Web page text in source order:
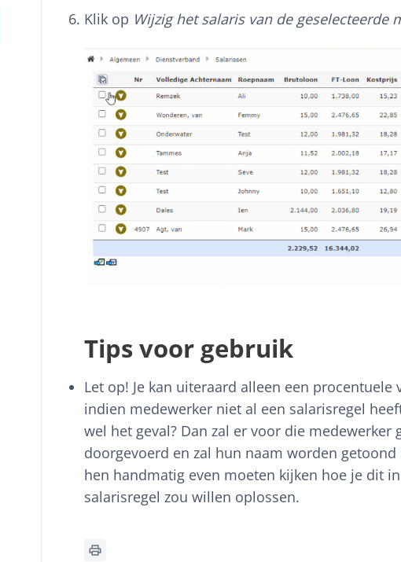
Klik op Wijzig het salaris van de geselecteerde
Tips voor gebruik
Let op! Je kan uiteraard alleen een procentuele
indien medewerker niet al een salarisregel
wel het geval? Dan zal er voor die medewerker
doorgevoerd en zal hun naam worden getoond
hen handmatig even moeten kijken hoe je dit
salarisregel zou willen oplossen.